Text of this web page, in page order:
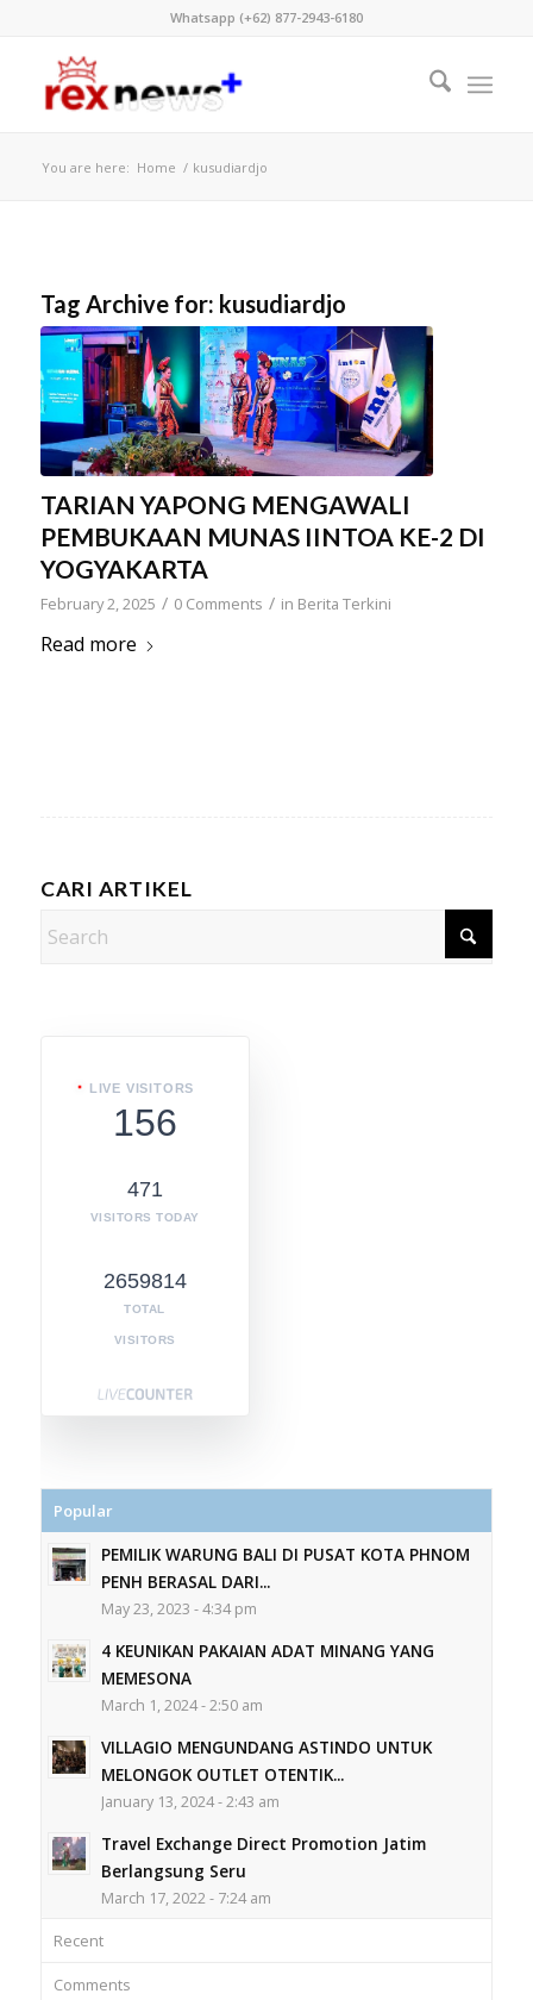
Whatsapp (+62) 877-2943-6180
You are here: Home / kusudiardjo
Tag Archive for: kusudiardjo
TARIAN YAPONG MENGAWALI
PEMBUKAAN MUNAS IINTOA KE-2 DI
YOGYAKARTA
February 2, 2025 / 0 Comments / in Berita Terkini
Read more
CARI ARTIKEL
LIVE VISITORS
156
471
VISITORS TODAY
2659814
TOTAL
VISITORS
Popular
PEMILIK WARUNG BALI DI PUSAT KOTA PHNOM
PENH BERASAL DARI...
May 23, 2023 - 4:34 pm
4 KEUNIKAN PAKAIAN ADAT MINANG YANG
MEMESONA
March 1, 2024 - 2:50 am
VILLAGIO MENGUNDANG ASTINDO UNTUK
MELONGOK OUTLET OTENTIK...
January 13, 2024 - 2:43 am
Travel Exchange Direct Promotion Jatim
Berlangsung Seru
March 17, 2022 - 7:24 am
Recent
Comments